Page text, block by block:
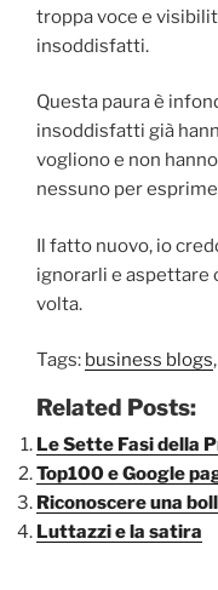
troppa voce e
insoddisfatti.
Questa paura è
insoddisfatti già
vogliono e non
nessuno per
Il fatto nuovo, io
ignorarli e aspettare
volta.
Tags: business blogs,
Related Posts:
Le Sette Fasi della
Top100 e Google
Riconoscere una
Luttazzi e la satira